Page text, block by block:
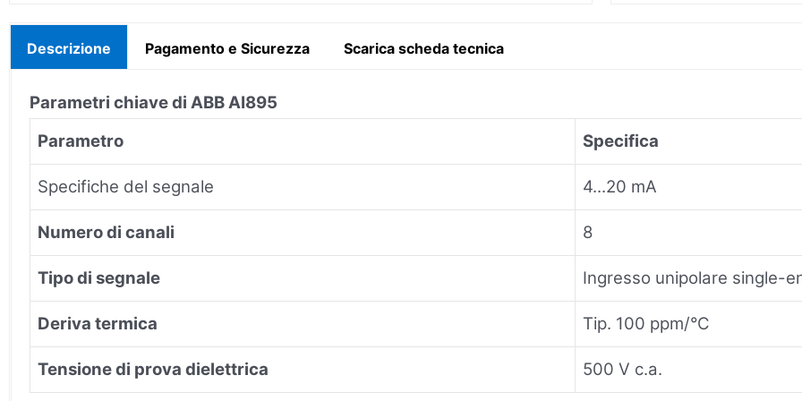
Descrizione Pagamento e Sicurezza Scarica scheda tecnica
Parametri chiave di ABB AI895
Parametro
Specifica
Specifiche del segnale 4...20 mA
Numero di canali 8
Tipo di segnale Ingresso unipolare single-
Deriva termica Tip. 100 ppm/°C
Tensione di prova dielettrica 500 V c.a.